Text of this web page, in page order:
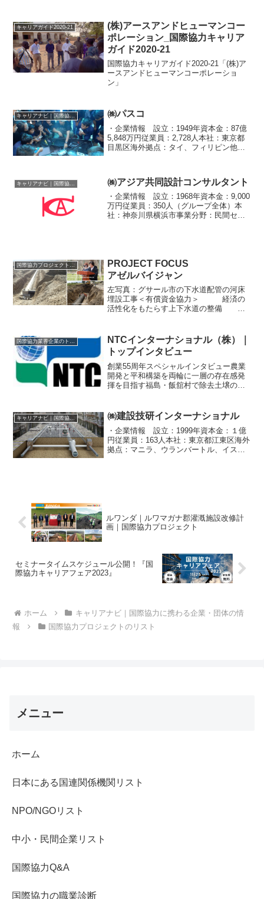
キャリアガイド2020-21
(株)アースアンドヒューマンコー
ポレーション_国際協力キャリア
ガイド2020-21
国際協力キャリアガイド2020-21「(株)ア
ースアンドヒューマンコーポレーショ
ン」
キャリアナビ｜国際協力に携わる企業・団体の情報 ㈱パスコ
・企業情報 設立：1949年資本金：87億
5,848万円従業員：2,728人本社：東京都
目黒区海外拠点：タイ、フィリピン他事
水と衛生、環境・気候変動、教育、保
健・医療...
㈱アジア共同設計コンサルタント
・企業情報 設立：1968年資本金：9,000
万円従業員：350人（グループ全体）本
社：神奈川県横浜市事業分野：民間セク
国際協力プロジェクトのリスト
PROJECT FOCUS
アゼルバイジャン
左写真：グサール市の下水道配管の河床
埋設工事＜有償資金協力＞ 経済の
活性化をもたらす上下水道の整備
ンターナショナルアゼルバイジャン共和
国は、原油の輸出により1...
国際協力業界企業のトップインタビュー
NTCインターナショナル（株）｜
トップインタビュー
創業55周年スペシャルインタビュー農業
開発と平和構築を両輪に一層の存在感発
揮を目指す福島・飯舘村で除去土壌の再
ターナショナル（NTCI）が創業55周年を
迎えた。政府開...
㈱建設技研インターナショナル
・企業情報 設立：1999年資本金：１億
円従業員：163人本社：東京都江東区海外
拠点：マニラ、ウランバートル、イスラ
ルワンダ｜ルワマガナ郡灌漑施設改修計
画｜国際協力プロジェクト
セミナータイムスケジュール公開！『国
際協力キャリアフェア2023』
ホーム
キャリアナビ｜国際協力に携わる企業・団体の情
報
国際協力プロジェクトのリスト
メニュー
ホーム
日本にある国連関係機関リスト
NPO/NGOリスト
中小・民間企業リスト
国際協力Q&A
国際協力の職業診断